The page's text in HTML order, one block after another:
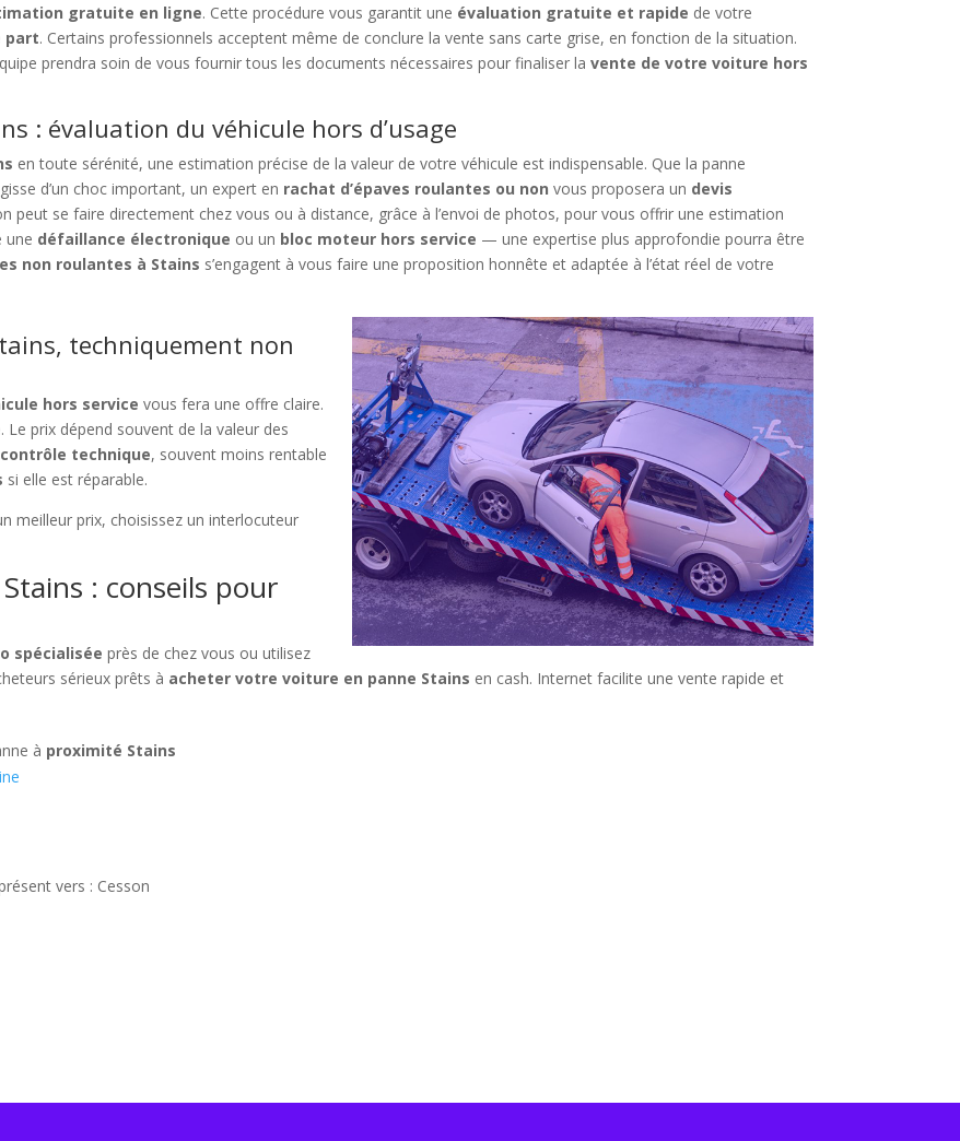
gratuite en ligne. Cette procédure vous garantit une évaluation gratuite et rapide de votre
part. Certains professionnels acceptent même de conclure la vente sans carte grise, en fonction de la situation.
prendra soin de vous fournir tous les documents nécessaires pour finaliser lavente de votre voiture hors
: évaluation du véhicule hors d’usage
en toute sérénité, une estimation précise de la valeur de votre véhicule est indispensable. Que la panne
d’un choc important, un expert en rachat d’épaves roulantes ou non vous proposera un devis
peut se faire directement chez vous ou à distance, grâce à l’envoi de photos, pour vous offrir une estimation
une défaillance électronique ou un bloc moteur hors service — une expertise plus approfondie pourra être
non roulantes à Stains s’engagent à vous faire une proposition honnête et adaptée à l’état réel de votre
techniquement non
hors service vous fera une offre claire.
. Le prix dépend souvent de la valeur des
technique, souvent moins rentable
si elle est réparable.
meilleur prix, choisissez un interlocuteur
: conseils pour
spécialisée près de chez vous ou utilisez
sérieux prêts à acheter votre voiture en panne Stains en cash. Internet facilite une vente rapide et
à proximité Stains
vers : Cesson